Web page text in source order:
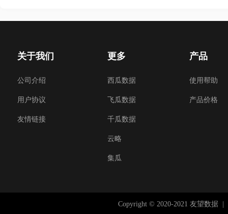
关于我们
公司介绍
用户协议
友情链接
更多
西瓜数据
飞瓜数据
千瓜数据
云略
集瓜
产品
使用帮助
产品价格
Copyright © 2020-2021 友望数据